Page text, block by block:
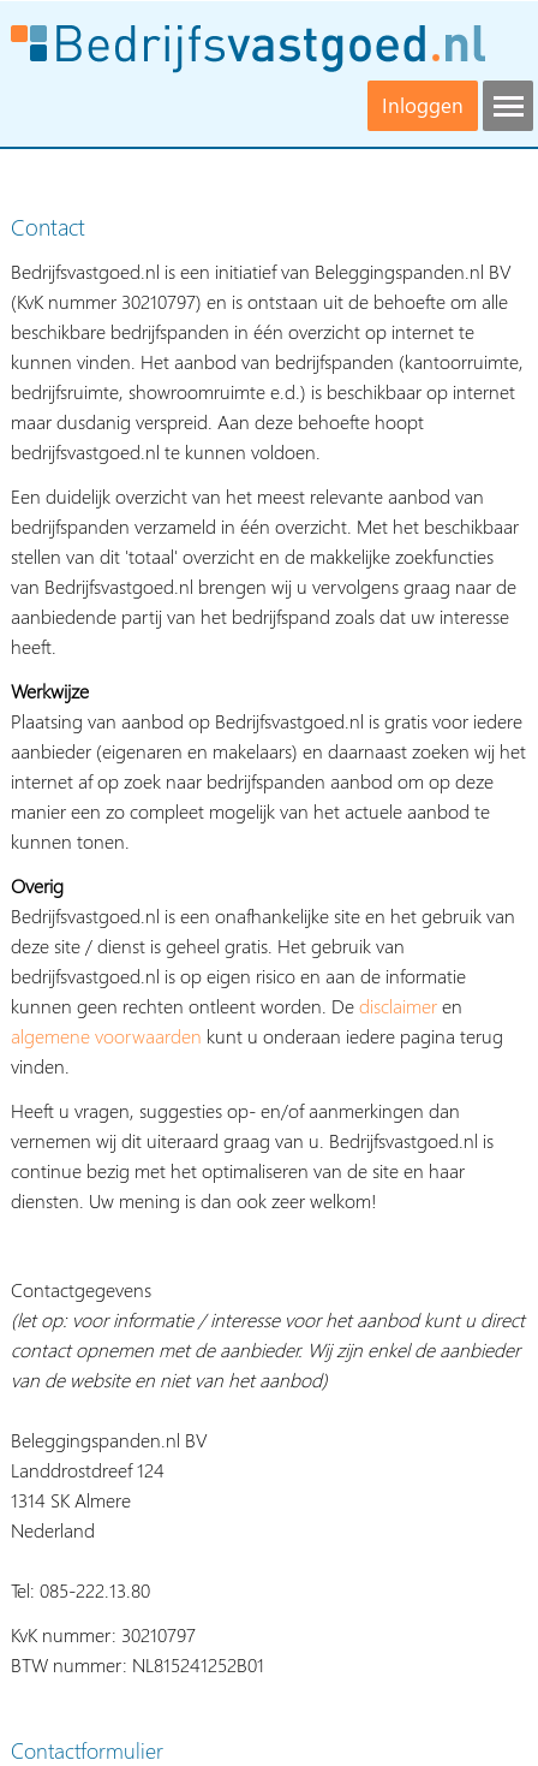
Inloggen
Contact
Bedrijfsvastgoed.nl is een initiatief van Beleggingspanden.nl BV
(KvK nummer 30210797) en is ontstaan uit de behoefte om alle
beschikbare bedrijfspanden in één overzicht op internet te
kunnen vinden. Het aanbod van bedrijfspanden (kantoorruimte,
bedrijfsruimte, showroomruimte e.d.) is beschikbaar op internet
maar dusdanig verspreid. Aan deze behoefte hoopt
bedrijfsvastgoed.nl te kunnen voldoen.
Een duidelijk overzicht van het meest relevante aanbod van
bedrijfspanden verzameld in één overzicht. Met het beschikbaar
stellen van dit 'totaal' overzicht en de makkelijke zoekfuncties
van Bedrijfsvastgoed.nl brengen wij u vervolgens graag naar de
aanbiedende partij van het bedrijfspand zoals dat uw interesse
heeft.
Werkwijze
Plaatsing van aanbod op Bedrijfsvastgoed.nl is gratis voor iedere
aanbieder (eigenaren en makelaars) en daarnaast zoeken wij het
internet af op zoek naar bedrijfspanden aanbod om op deze
manier een zo compleet mogelijk van het actuele aanbod te
kunnen tonen.
Overig
Bedrijfsvastgoed.nl is een onafhankelijke site en het gebruik van
deze site / dienst is geheel gratis. Het gebruik van
bedrijfsvastgoed.nl is op eigen risico en aan de informatie
kunnen geen rechten ontleent worden. Dedisclaimeren
algemene voorwaarden kunt u onderaan iedere pagina terug
vinden.
Heeft u vragen, suggesties op- en/of aanmerkingen dan
vernemen wij dit uiteraard graag van u. Bedrijfsvastgoed.nl is
continue bezig met het optimaliseren van de site en haar
diensten. Uw mening is dan ook zeer welkom!
Contactgegevens
(let op: voor informatie / interesse voor het aanbod kunt u direct
contact opnemen met de aanbieder. Wij zijn enkel de aanbieder
van de website en niet van het aanbod)
Beleggingspanden.nl BV
Landdrostdreef 124
1314 SK Almere
Nederland
Tel: 085-222.13.80
KvK nummer: 30210797
BTW nummer: NL815241252B01
Contactformulier